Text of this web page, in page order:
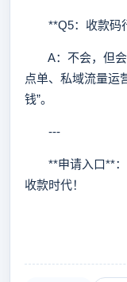
**Q5：收款码
A：不会，但会
点单、私域流量运
钱”。
---
**申请入口**：
收款时代！